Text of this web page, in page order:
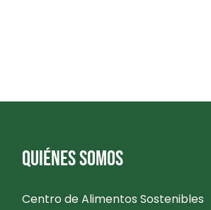
QUIÉNES SOMOS
Centro de Alimentos Sostenibles